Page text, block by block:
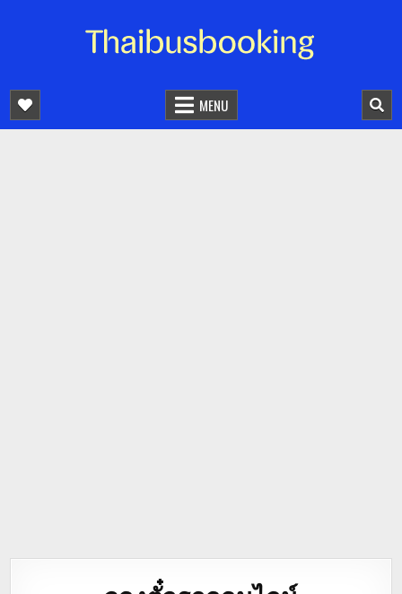
จองตั๋วรถออนไลน์ 24 ชั่วโมง
MENU